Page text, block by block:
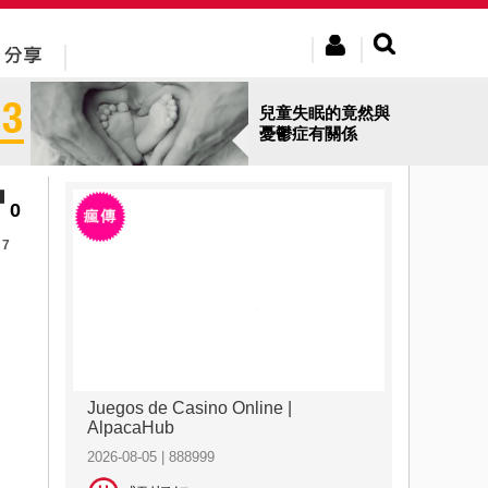
兒童失眠的竟然與
憂鬱症有關係
0
7
Juegos de Casino Online |
AlpacaHub
2026-08-05 | 888999